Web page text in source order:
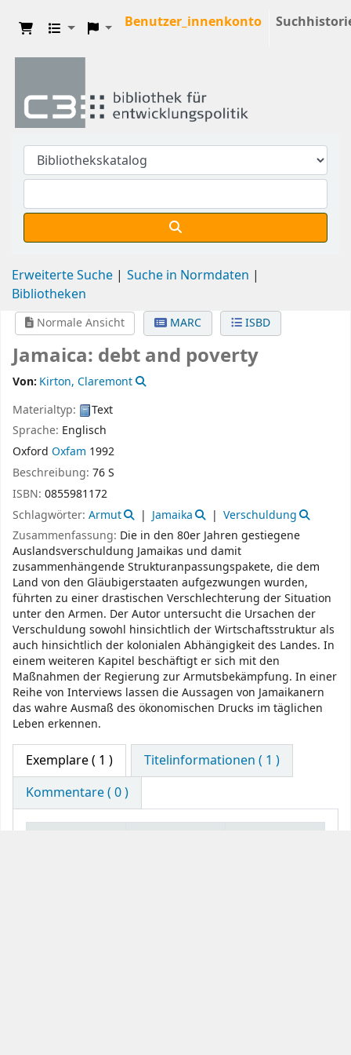
Benutzer_innenkonto
Erweiterte Suche
Suche in Normdaten
Bibliotheken
Normale Ansicht MARC ISBD
Jamaica: debt and poverty
Von: Kirton, Claremont
Materialtyp:
Text
Sprache: Englisch
Oxford Oxfam 1992
Beschreibung: 76 S
ISBN: 0855981172
Schlagwörter: Armut Jamaika
Verschuldung
Zusammenfassung: Die in den 80er Jahren gestiegene
Auslandsverschuldung Jamaikas und damit
zusammenhängende Strukturanpassungspakete, die dem
Land von den Gläubigerstaaten aufgezwungen wurden,
führten zu einer drastischen Verschlechterung der Situation
unter den Armen. Der Autor untersucht die Ursachen der
Verschuldung sowohl hinsichtlich der Wirtschaftsstruktur als
auch hinsichtlich der kolonialen Abhängigkeit des Landes. In
einem weiteren Kapitel beschäftigt er sich mit den
Maßnahmen der Regierung zur Armutsbekämpfung. In einer
Reihe von Interviews lassen die Aussagen von Jamaikanern
das wahre Ausmaß des ökonomischen Drucks im täglichen
Leben erkennen.
Exemplare( 1 )
Titelinformationen ( 1 )
Kommentare ( 0 )